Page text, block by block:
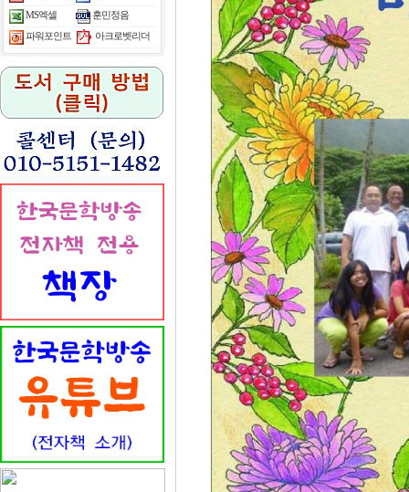
MS엑셀 훈민정음
파워포인트 아크로벳리더